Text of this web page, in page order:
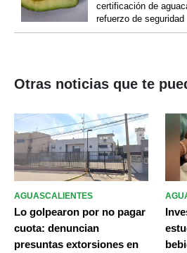
certificación de
refuerzo de seguridad
Otras noticias que te
AGUASCALIENTES
Lo golpearon por no pagar
cuota: denuncian
presuntas extorsiones en